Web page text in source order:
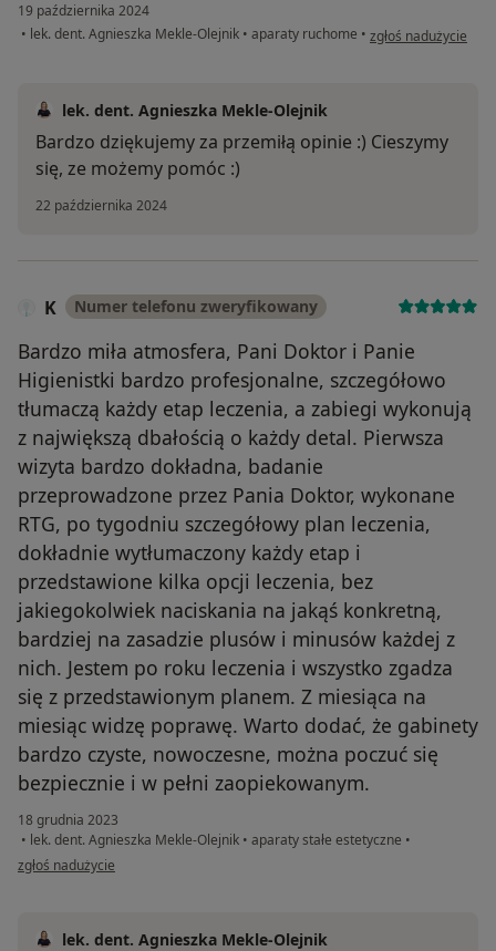
19 października 2024
• lek. dent. Agnieszka Mekle-Olejnik • aparaty ruchome • w opinii
zgłoś nadużycie
lek. dent. Agnieszka Mekle-Olejnik
Bardzo dziękujemy za przemiłą opinie :) Cieszymy
się, ze możemy pomóc :)
22 października 2024
K Numer telefonu zweryfikowany
Bardzo miła atmosfera, Pani Doktor i Panie
Higienistki bardzo profesjonalne, szczegółowo
tłumaczą każdy etap leczenia, a zabiegi wykonują
z największą dbałością o każdy detal. Pierwsza
wizyta bardzo dokładna, badanie
przeprowadzone przez Pania Doktor, wykonane
RTG, po tygodniu szczegółowy plan leczenia,
dokładnie wytłumaczony każdy etap i
przedstawione kilka opcji leczenia, bez
jakiegokolwiek naciskania na jakąś konkretną,
bardziej na zasadzie plusów i minusów każdej z
nich. Jestem po roku leczenia i wszystko zgadza
się z przedstawionym planem. Z miesiąca na
miesiąc widzę poprawę. Warto dodać, że gabinety
bardzo czyste, nowoczesne, można poczuć się
bezpiecznie i w pełni zaopiekowanym.
18 grudnia 2023
• lek. dent. Agnieszka Mekle-Olejnik • aparaty stałe estetyczne •
w opinii użytkownika K
zgłoś nadużycie
lek. dent. Agnieszka Mekle-Olejnik